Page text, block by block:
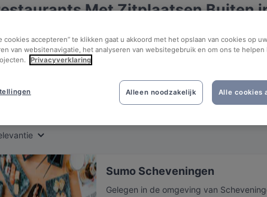
Met Zitplaatsen Buiten
Personen
beoordeeld
Sumo Scheveningen
Gelegen in de omgeving van
cookies accepteren” te klikken gaat u akkoord met het opslaan van cookies op
van websitenavigatie, het analyseren van websitegebruik en om ons te helpen
Privacyverklaring
Alleen noodzakelijk Alle cookies